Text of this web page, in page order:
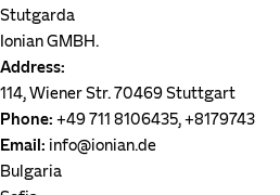
Stutgarda
Ionian GMBH.
Address:
114, Wiener Str. 70469 Stuttgart
Phone: +49 711 8106435, +8179743
Email: info@ionian.de
Bulgaria